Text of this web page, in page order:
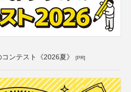
ンテスト《2026夏》 [PR]